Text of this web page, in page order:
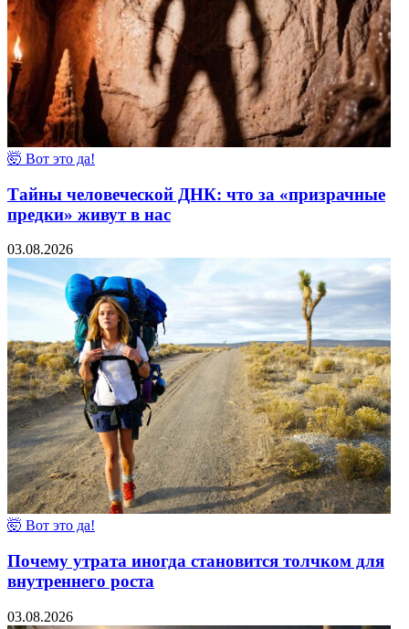
🤯 Вот это да!
Тайны человеческой ДНК: что за «призрачные
предки» живут в нас
03.08.2026
🤯 Вот это да!
Почему утрата иногда становится толчком для
внутреннего роста
03.08.2026